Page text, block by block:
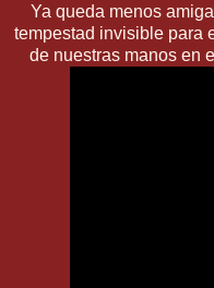
Ya queda menos
tempestad invisible para
de nuestras manos en